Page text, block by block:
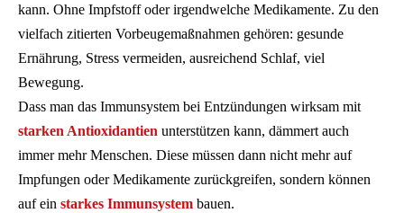
kann. Ohne Impfstoff oder irgendwelche Medikamente. Zu den
vielfach zitierten Vorbeugemaßnahmen gehören: gesunde
Ernährung, Stress vermeiden, ausreichend Schlaf, viel
Bewegung.
Dass man das Immunsystem bei Entzündungen wirksam mit
starken Antioxidantien unterstützen kann, dämmert auch
immer mehr Menschen. Diese müssen dann nicht mehr auf
Impfungen oder Medikamente zurückgreifen, sondern können
auf ein starkes Immunsystem bauen.